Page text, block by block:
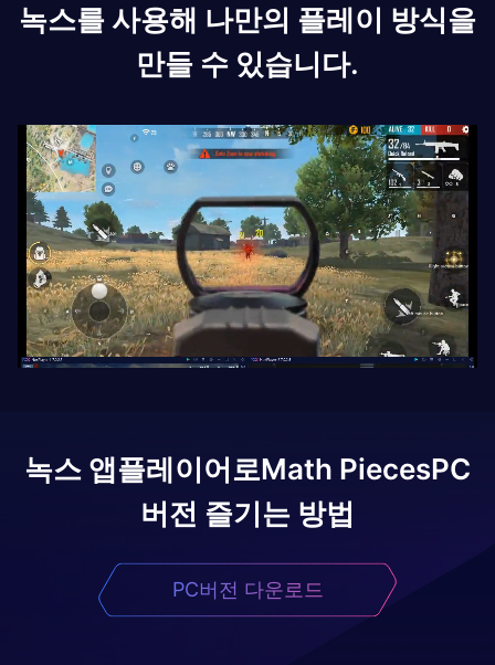
녹스를 사용해 나만의 플레이 방식을
만들 수 있습니다.
녹스 앱플레이어로Math PiecesPC
버전 즐기는 방법
PC버전 다운로드